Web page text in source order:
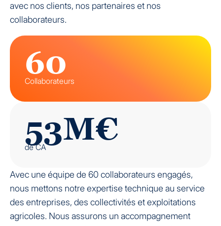
avec nos clients, nos partenaires et nos
collaborateurs.
60
Collaborateurs
53M€
de CA
Avec une équipe de 60 collaborateurs engagés,
nous mettons notre expertise technique au service
des entreprises, des collectivités et exploitations
agricoles. Nous assurons un accompagnement